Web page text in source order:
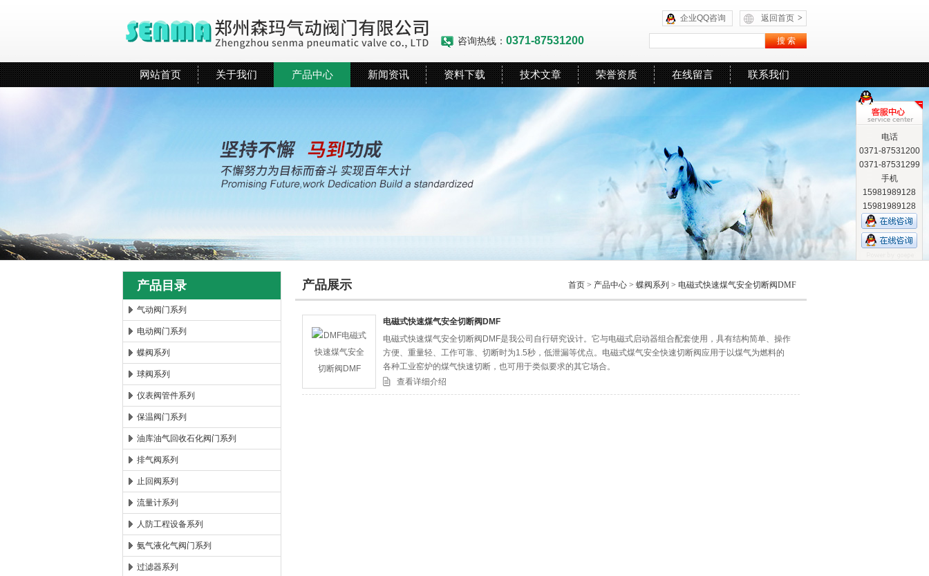
郑州森玛自控阀门有限公司
返回首页 >
企业QQ咨询
咨询热线： 0371-87531200
网站首页 关于我们 产品中心 新闻资讯 资料下载 技术文章 荣誉资质 在线留言 联系我们
产品目录
气动阀门系列
电动阀门系列
蝶阀系列
球阀系列
仪表阀管件系列
保温阀门系列
油库油气回收石化阀门系列
排气阀系列
止回阀系列
流量计系列
人防工程设备系列
氨气液化气阀门系列
过滤器系列
产品展示 首页 > 产品中心 > 蝶阀系列 > 电磁式快速煤气安全切断阀DMF
电磁式快速煤气安全切断阀DMF
电磁式快速煤气安全切断阀DMF是我公司自行研究设计。它与电磁式启动器组合配套使用，具有结构简单、操作
方便、重量轻、工作可靠、切断时为1.5秒，低泄漏等优点。电磁式煤气安全快速切断阀应用于以煤气为燃料的
各种工业窑炉的煤气快速切断，也可用于类似要求的其它场合。
查看详细介绍
电话
0371-87531200
0371-87531299
手机
15981989128
15981989128